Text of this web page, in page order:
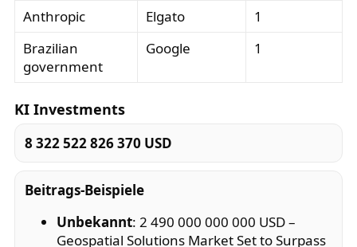
Anthropic
Elgato
1
Brazilian
government
Google 1
KI Investments
8 322 522 826 370 USD
Beitrags-Beispiele
Unbekannt: 2 490 000 000 000 USD –
Geospatial Solutions Market Set to Surpass